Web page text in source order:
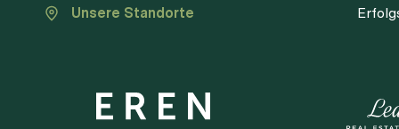
Unsere Standorte